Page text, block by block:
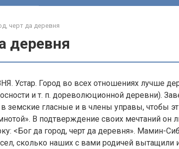
черт да деревня
деревня
Устар. Город во всех отношениях лучше
и т. п. дореволюционной деревни).
земские гласные и в члены управы, чтобы
В подтверждение своих мечтаний он
<Бог да город, черт да деревня». Мамин-
сколько наших с вами родичей вытащили